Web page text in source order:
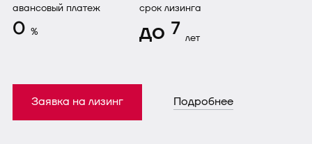
авансовый платеж
0 %
срок лизинга
до 7 лет
Заявка на лизинг Подробнее